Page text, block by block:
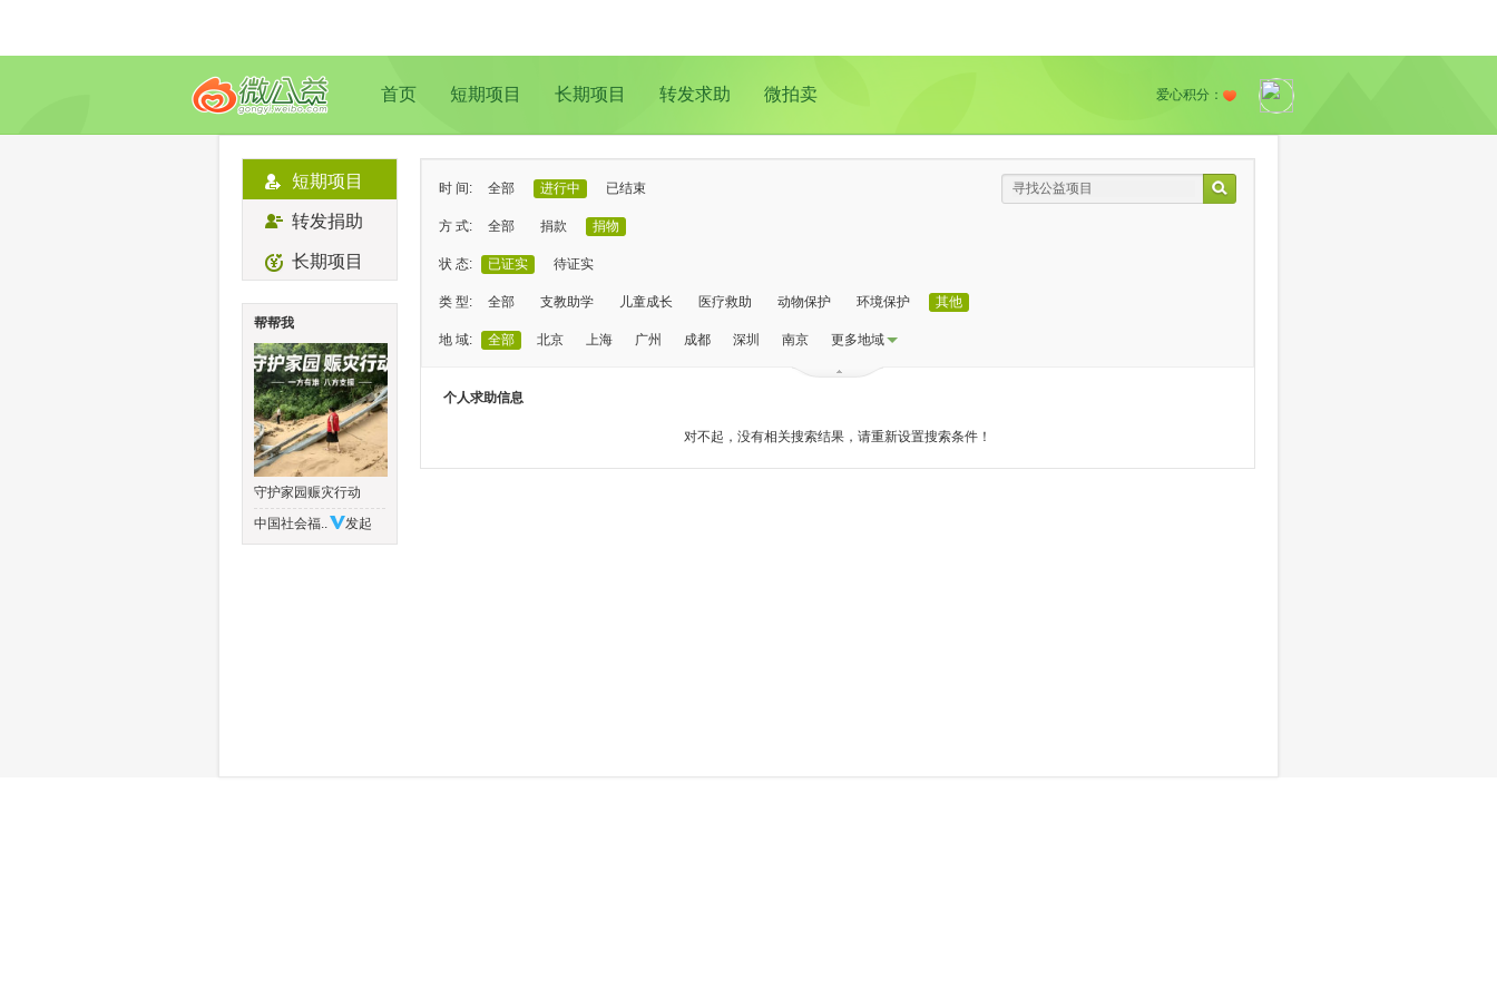
首页 短期项目 长期项目 转发求助 微拍卖 爱心积分：
短期项目
转发捐助
长期项目
帮帮我
守护家园赈灾行动
中国社会福..
发起
时 间: 全部 进行中 已结束
方 式: 全部 捐款 捐物
状 态: 已证实 待证实
类 型: 全部 支教助学 儿童成长 医疗救助 动物保护 环境保护 其他
地 域: 全部 北京 上海 广州 成都 深圳 南京 更多地域
个人求助信息
对不起，没有相关搜索结果，请重新设置搜索条件！